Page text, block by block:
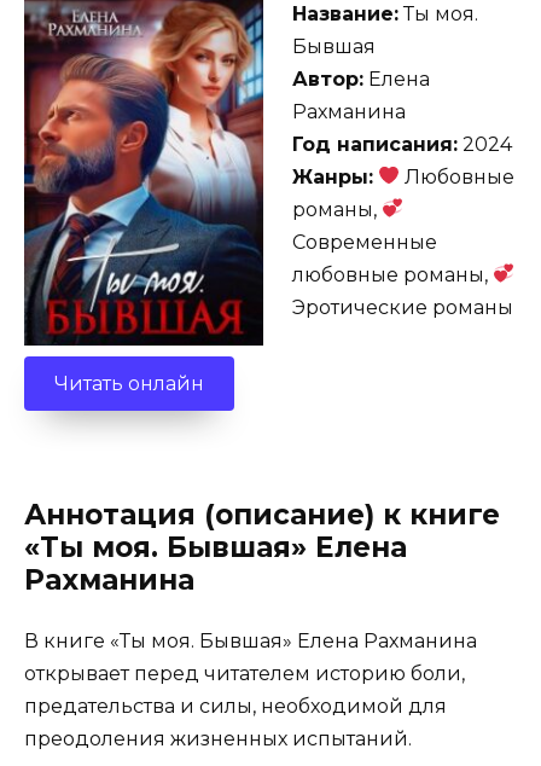
Название:Ты моя.
Бывшая
Автор: Елена
Рахманина
Год написания: 2024
Жанры:
Любовные
романы,
Современные
любовные романы,
Эротические романы
Читать онлайн
Аннотация (описание) к книге
«Ты моя. Бывшая» Елена
Рахманина
В книге «Ты моя. Бывшая» Елена Рахманина
открывает перед читателем историю боли,
предательства и силы, необходимой для
преодоления жизненных испытаний.